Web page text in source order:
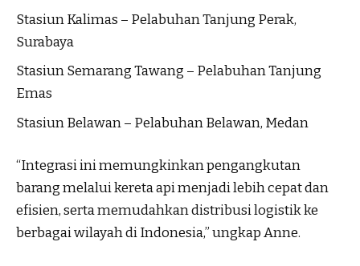
Stasiun Kalimas – Pelabuhan Tanjung Perak,
Surabaya
Stasiun Semarang Tawang – Pelabuhan Tanjung
Emas
Stasiun Belawan – Pelabuhan Belawan, Medan
“Integrasi ini memungkinkan pengangkutan
barang melalui kereta api menjadi lebih cepat dan
efisien, serta memudahkan distribusi logistik ke
berbagai wilayah di Indonesia,” ungkap Anne.